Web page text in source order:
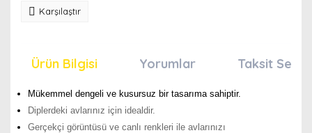
Karşılaştır
Ürün Bilgisi Yorumlar Taksit
Mükemmel dengeli ve kusursuz bir tasarıma sahiptir.
Diplerdeki avlarınız için idealdir.
Gerçekçi görüntüsü ve canlı renkleri ile avlarınızı